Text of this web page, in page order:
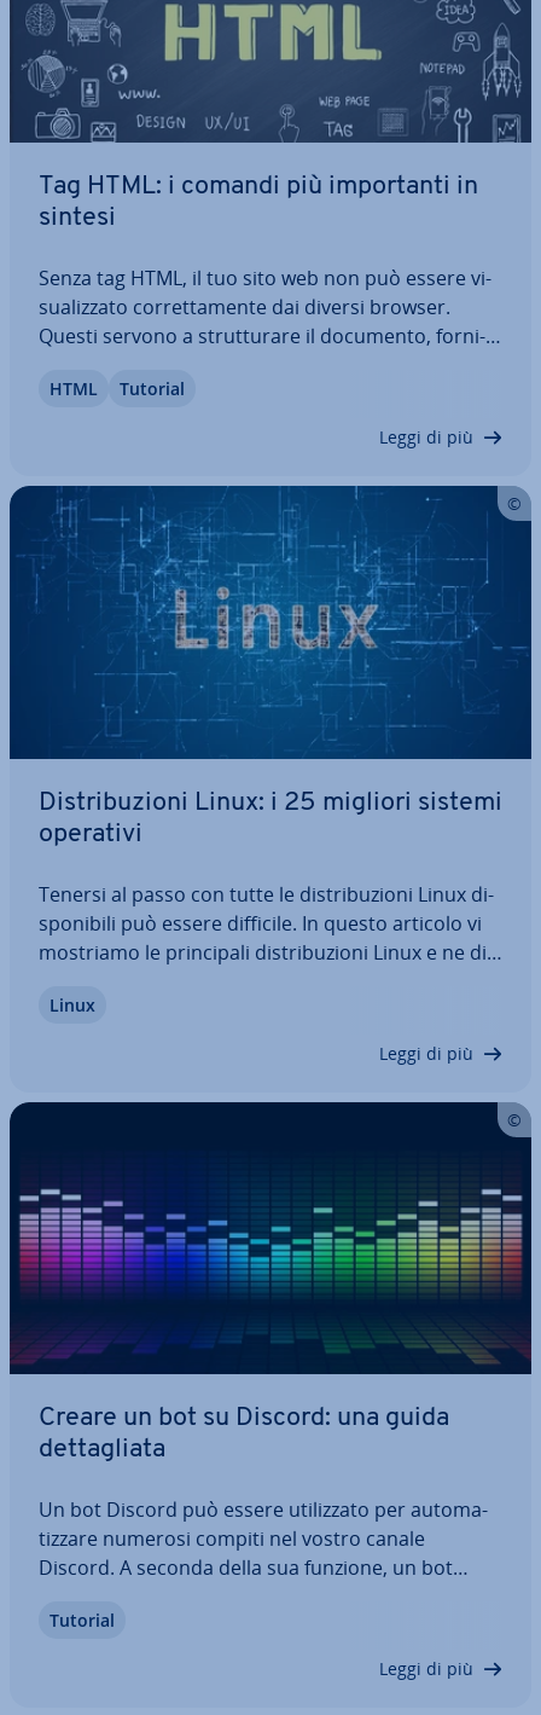
Tag HTML: i comandi più im­por­tan­ti in
sintesi
Senza tag HTML, il tuo sito web non può essere vi­
sua­liz­za­to cor­ret­ta­men­te dai diversi browser.
Questi servono a strut­tu­ra­re il documento, for­ni­
par­ti­co­lar­men­te im­por­tan­ti per il tuo sito web. In
HTML Tutorial
Leggi di più
Di­stri­bu­zio­ni Linux: i 25 migliori sistemi
operativi
Tenersi al passo con tutte le di­stri­bu­zio­ni Linux di­
spo­ni­bi­li può essere difficile. In questo articolo vi
mostriamo le prin­ci­pa­li di­stri­bu­zio­ni Linux e ne di­
ter­na­ti­va Linux per la vostra azienda o se siete
Linux
Leggi di più
Creare un bot su Discord: una guida
det­ta­glia­ta
Un bot Discord può essere uti­liz­za­to per au­to­ma­
tiz­za­re numerosi compiti nel vostro canale
Discord. A seconda della sua funzione, un bot
au­to­ma­ti­ci, salutare gli amici o rac­co­glie­re dati.
Potete ag­giun­ge­re bot pre-pro­gram­ma­ti al…
Tutorial
Leggi di più